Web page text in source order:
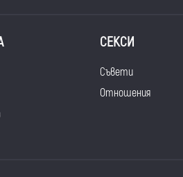
СЕКСИ
Съвети
Отношения